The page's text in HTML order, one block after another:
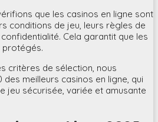
que les casinos en ligne sont
conditions de jeu, leurs règles de
Cela garantit que les
protégés.
critères de sélection, nous
meilleurs casinos en ligne, qui
jeu sécurisée, variée et amusante